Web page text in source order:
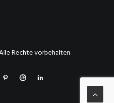
Rechte vorbehalten.